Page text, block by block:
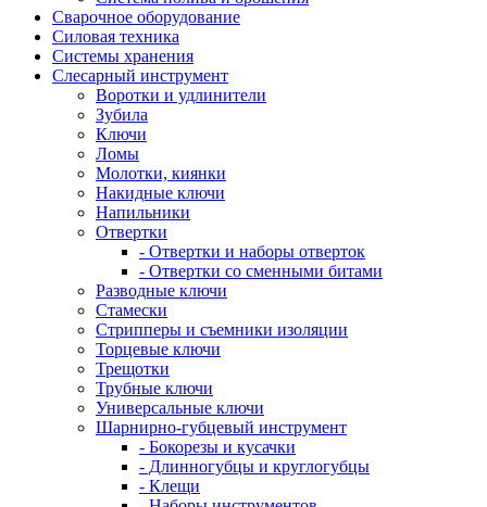
Сварочное оборудование
Силовая техника
Системы хранения
Слесарный инструмент
Воротки и удлинители
Зубила
Ключи
Ломы
Молотки, киянки
Накидные ключи
Напильники
Отвертки
- Отвертки и наборы отверток
- Отвертки со сменными битами
Разводные ключи
Стамески
Стрипперы и съемники изоляции
Торцевые ключи
Трещотки
Трубные ключи
Универсальные ключи
Шарнирно-губцевый инструмент
- Бокорезы и кусачки
- Длинногубцы и круглогубцы
- Клещи